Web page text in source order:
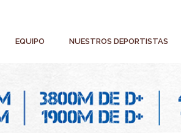
EQUIPO NUESTROS DEPORTISTAS